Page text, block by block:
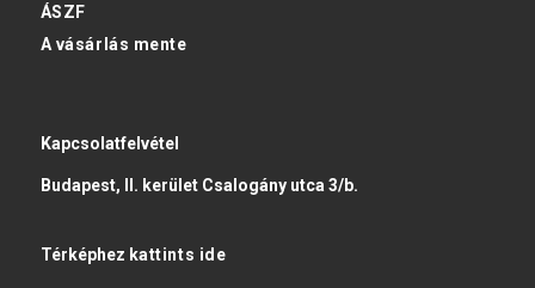
ÁSZF
A vásárlás mente
Kapcsolatfelvétel
Budapest, II. kerület Csalogány utca 3/b.
Térképhez kattints ide